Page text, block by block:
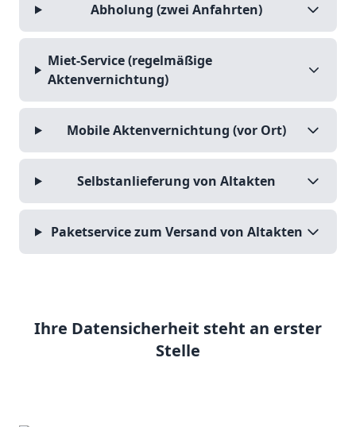
Abholung (zwei Anfahrten)
Miet-Service (regelmäßige
Aktenvernichtung)
Mobile Aktenvernichtung (vor Ort)
Selbstanlieferung von Altakten
Paketservice zum Versand von Altakten
Ihre Datensicherheit steht an erster
Stelle